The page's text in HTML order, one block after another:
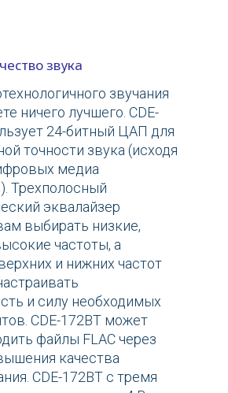
звука
звучания
ничего лучшего. CDE-
24-битный ЦАП для
точности звука (исходя
медиа
Трехполосный
эквалайзер
выбирать низкие,
частоты, а
и нижних частот
и силу необходимых
CDE-172BT может
файлы FLAC через
качества
CDE-172BT с тремя